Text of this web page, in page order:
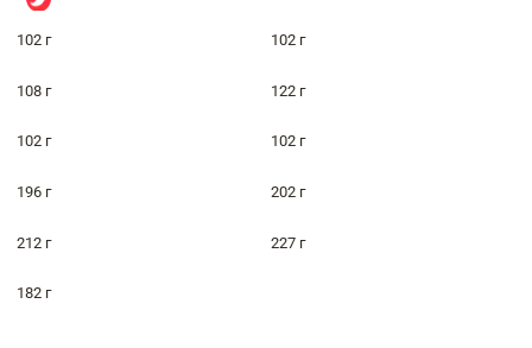
102 г 102 г
108 г 122 г
102 г 102 г
196 г 202 г
212 г 227 г
182 г